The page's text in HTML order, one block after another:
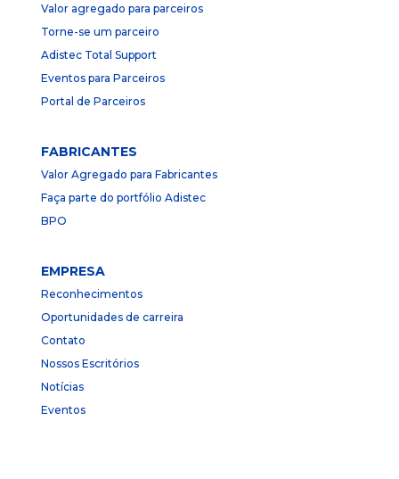
Valor agregado para parceiros
Torne-se um parceiro
Adistec Total Support
Eventos para Parceiros
Portal de Parceiros
FABRICANTES
Valor Agregado para Fabricantes
Faça parte do portfólio Adistec
BPO
EMPRESA
Reconhecimentos
Oportunidades de carreira
Contato
Nossos Escritórios
Notícias
Eventos